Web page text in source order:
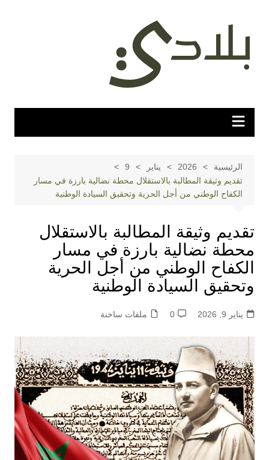
المحتوى
الرئيسية 2026 يناير
9
تقديم وثيقة المطالبة بالاستقلال محطة نضالية بارزة في مسار
الكفاح الوطني من أجل الحرية وتحقيق السيادة الوطنية
تقديم وثيقة المطالبة بالاستقلال
محطة نضالية بارزة في مسار
الكفاح الوطني من أجل الحرية
وتحقيق السيادة الوطنية
يناير 9, 2026 0 ملفات ساخنة